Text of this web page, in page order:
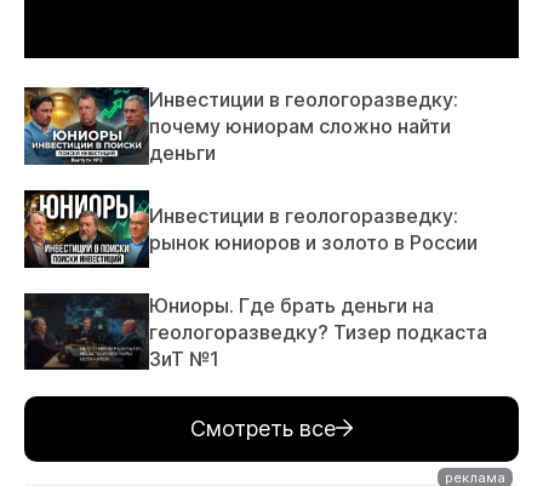
Инвестиции в геологоразведку:
почему юниорам сложно найти
деньги
Инвестиции в геологоразведку:
рынок юниоров и золото в России
Юниоры. Где брать деньги на
геологоразведку? Тизер подкаста
ЗиТ №1
Смотреть все